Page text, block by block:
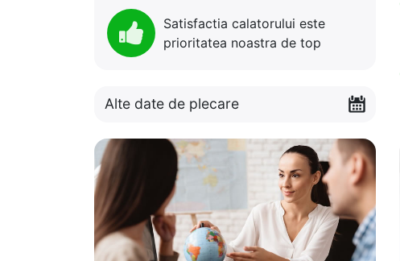
Satisfactia calatorului este
prioritatea noastra de top
Alte date de plecare